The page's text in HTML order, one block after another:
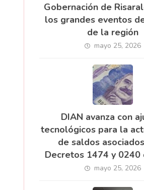
Gobernación de
los grandes eventos
de la región
mayo 25, 2026
DIAN avanza con
tecnológicos para la
de saldos
Decretos 1474 y 0240
mayo 25, 2026